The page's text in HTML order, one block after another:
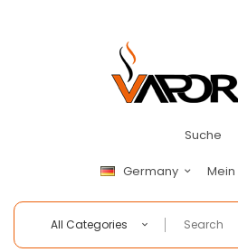
Suche
Germany
All Categories